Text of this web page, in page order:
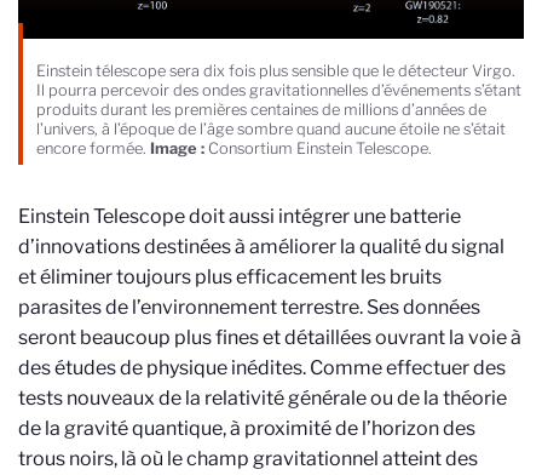
Einstein télescope sera dix fois plus sensible que le détecteur Virgo.
Il pourra percevoir des ondes gravitationnelles d’événements s’étant
produits durant les premières centaines de millions d’années de
l’univers, à l’époque de l’âge sombre quand aucune étoile ne s’était
encore formée. Image : Consortium Einstein Telescope.
Einstein Telescope doit aussi intégrer une batterie
d’innovations destinées à améliorer la qualité du signal
et éliminer toujours plus efficacement les bruits
parasites de l’environnement terrestre. Ses données
seront beaucoup plus fines et détaillées ouvrant la voie à
des études de physique inédites. Comme effectuer des
tests nouveaux de la relativité générale ou de la théorie
de la gravité quantique, à proximité de l’horizon des
trous noirs, là où le champ gravitationnel atteint des